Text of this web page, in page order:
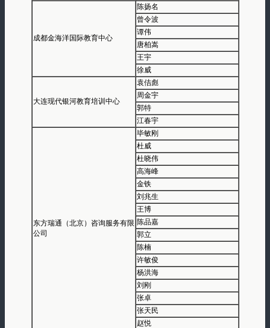
成都金海洋国际教育中心
陈扬名
曾令波
谭伟
唐柏嵩
王宇
徐威
大连现代银河教育培训中心
袁佶彪
周金宇
郭特
江春宇
东方瑞通（北京）咨询服务有限
公司
毕敏刚
杜威
杜晓伟
高海峰
金铁
刘兆生
王博
陈品嘉
郭立
陈楠
许敏俊
杨洪海
刘刚
张卓
张天民
赵悦